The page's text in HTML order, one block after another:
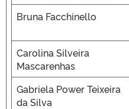
Bruna Facchinello
Carolina Silveira
Mascarenhas
Gabriela Power Teixeira
da Silva